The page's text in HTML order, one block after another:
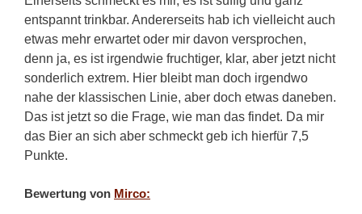
entspannt trinkbar. Andererseits hab ich vielleicht auch
etwas mehr erwartet oder mir davon versprochen,
denn ja, es ist irgendwie fruchtiger, klar, aber jetzt nicht
sonderlich extrem. Hier bleibt man doch irgendwo
nahe der klassischen Linie, aber doch etwas daneben.
Das ist jetzt so die Frage, wie man das findet. Da mir
das Bier an sich aber schmeckt geb ich hierfür 7,5
Punkte.
Bewertung von Mirco: